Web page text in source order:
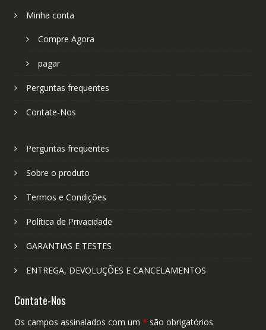
Minha conta
Compre Agora
pagar
Perguntas frequentes
Contate-Nos
Perguntas frequentes
Sobre o produto
Termos e Condições
Política de Privacidade
GARANTIAS E TESTES
ENTREGA, DEVOLUÇÕES E CANCELAMENTOS
Contate-Nos
Os campos assinalados com um * são obrigatórios